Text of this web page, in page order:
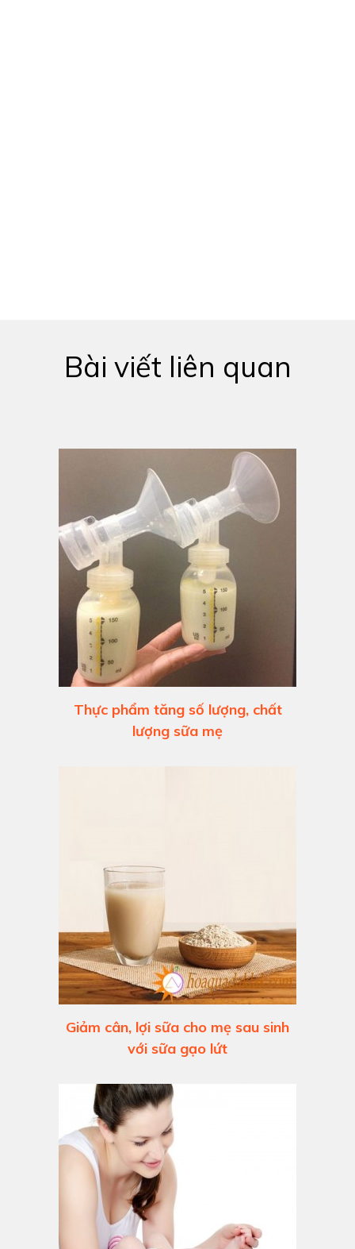
Bài viết liên quan
Thực phẩm tăng số lượng, chất
lượng sữa mẹ
Giảm cân, lợi sữa cho mẹ sau sinh
với sữa gạo lứt